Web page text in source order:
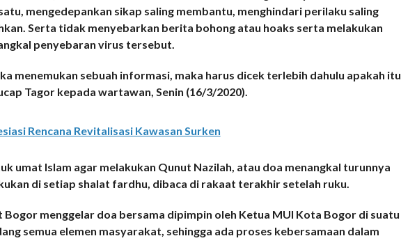
mengedepankan sikap saling membantu, menghindari perilaku saling
Serta tidak menyebarkan berita bohong atau hoaks serta melakukan
penyebaran virus tersebut.
menemukan sebuah informasi, maka harus dicek terlebih dahulu apakah itu
Tagor kepada wartawan, Senin (16/3/2020).
Rencana Revitalisasi Kawasan Surken
umat Islam agar melakukan Qunut Nazilah, atau doa menangkal turunnya
di setiap shalat fardhu, dibaca di rakaat terakhir setelah ruku.
Bogor menggelar doa bersama dipimpin oleh Ketua MUI Kota Bogor di suatu
semua elemen masyarakat, sehingga ada proses kebersamaan dalam